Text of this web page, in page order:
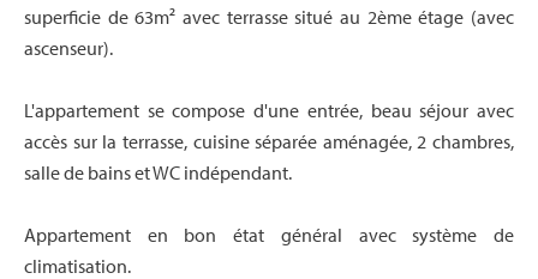
superficie de 63m² avec terrasse situé au 2ème étage (avec
ascenseur).
L'appartement se compose d'une entrée, beau séjour avec
accès sur la terrasse, cuisine séparée aménagée, 2 chambres,
salle de bains et WC indépendant.
Appartement en bon état général avec système de
climatisation.